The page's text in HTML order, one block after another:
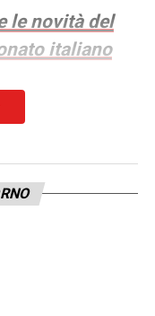
le novità del
italiano
che stanno
energie.
diffidato,